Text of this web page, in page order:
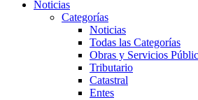
Noticias
Categorías
Noticias
Todas las Categorías
Obras y Servicios
Tributario
Catastral
Entes